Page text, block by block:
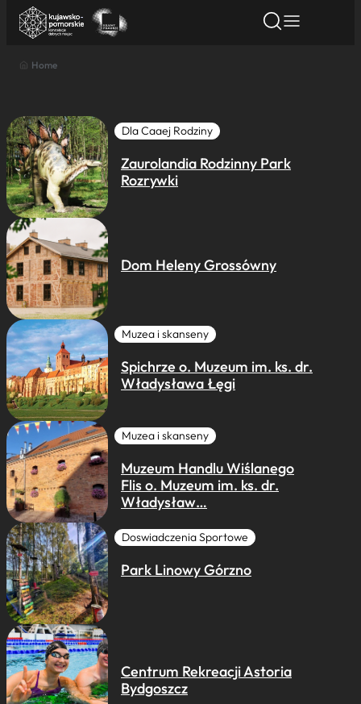
Nazwa atrakcji
Miasto
Kategoria
Home
Dla Caaej Rodziny
Zaurolandia Rodzinny Park
Rozrywki
Dom Heleny Grossówny
Muzea i skanseny
Spichrze o. Muzeum im. ks. dr.
Władysława Łęgi
Muzea i skanseny
Muzeum Handlu Wiślanego
Flis o. Muzeum im. ks. dr.
Władysław…
Doswiadczenia Sportowe
Park Linowy Górzno
Centrum Rekreacji Astoria
Bydgoszcz